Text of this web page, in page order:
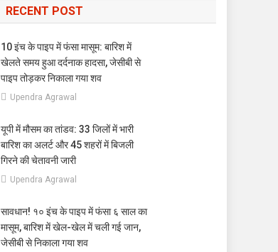
RECENT POST
10 इंच के पाइप में फंसा मासूम: बारिश में
खेलते समय हुआ दर्दनाक हादसा, जेसीबी से
पाइप तोड़कर निकाला गया शव
Upendra Agrawal
यूपी में मौसम का तांडव: 33 जिलों में भारी
बारिश का अलर्ट और 45 शहरों में बिजली
गिरने की चेतावनी जारी
Upendra Agrawal
सावधान! १० इंच के पाइप में फंसा ६ साल का
मासूम, बारिश में खेल-खेल में चली गई जान,
जेसीबी से निकाला गया शव